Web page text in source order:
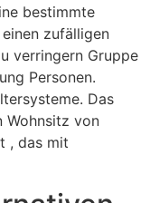
bestimmte
zufälligen
verringern Gruppe
Personen.
Das
Wohnsitz von
, das mit